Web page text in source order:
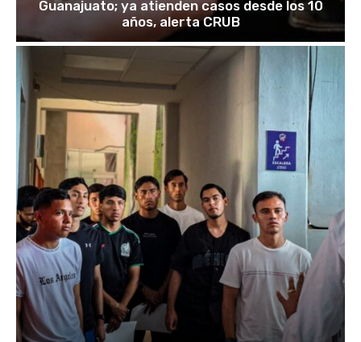
Guanajuato; ya atienden casos desde los 10
años, alerta CRUB